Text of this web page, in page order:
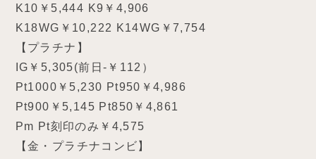
K10￥5,444 K9￥4,906
K18WG￥10,222 K14WG￥7,754
【プラチナ】
IG￥5,305(前日-￥112）
Pt1000￥5,230 Pt950￥4,986
Pt900￥5,145 Pt850￥4,861
Pm Pt刻印のみ￥4,575
【金・プラチナコンビ】